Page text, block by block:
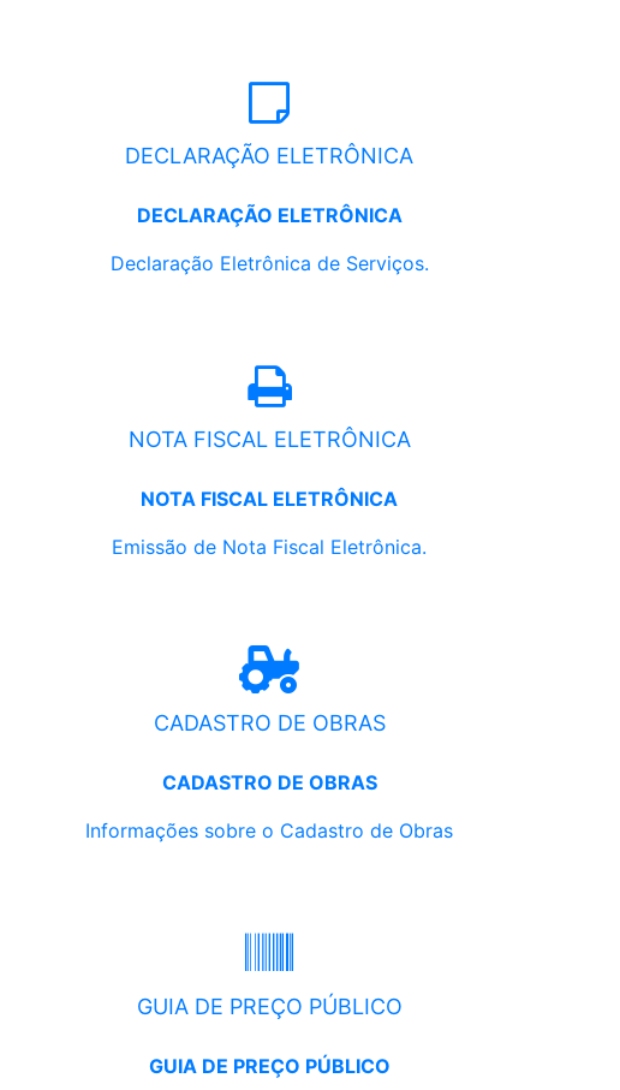
DECLARAÇÃO ELETRÔNICA
DECLARAÇÃO ELETRÔNICA
Declaração Eletrônica de Serviços.
NOTA FISCAL ELETRÔNICA
NOTA FISCAL ELETRÔNICA
Emissão de Nota Fiscal Eletrônica.
CADASTRO DE OBRAS
CADASTRO DE OBRAS
Informações sobre o Cadastro de Obras
GUIA DE PREÇO PÚBLICO
GUIA DE PREÇO PÚBLICO